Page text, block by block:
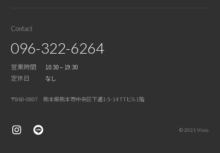
Contact
096-322-6264
営業時間 10:30 – 19:30
定休日 なし
〒860-0807 熊本県熊本市中央区下通1-5-14 TTビル1階
© 2021 Visio.